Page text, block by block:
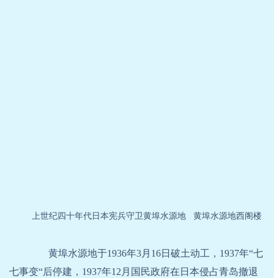
上世纪四十年代日本宪兵守卫黄埠水源地 黄埠水源地西阁楼
黄埠水源地于1936年3月16日破土动工，1937年“七
七事变“后停建，1937年12月国民政府在日本侵占青岛撤退